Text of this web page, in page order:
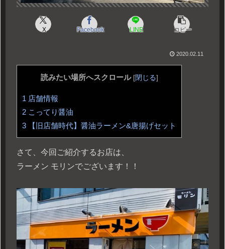
X Facebook LINE コピー
2020.02.11
読みたい場所へスクロール [閉じる]
1 店舗情報
2 こってり醤油
3 【旧店舗時代】醤油ラーメン&唐揚げセット
さて、今回ご紹介するお店は、
ラーメン モリンでございます！！